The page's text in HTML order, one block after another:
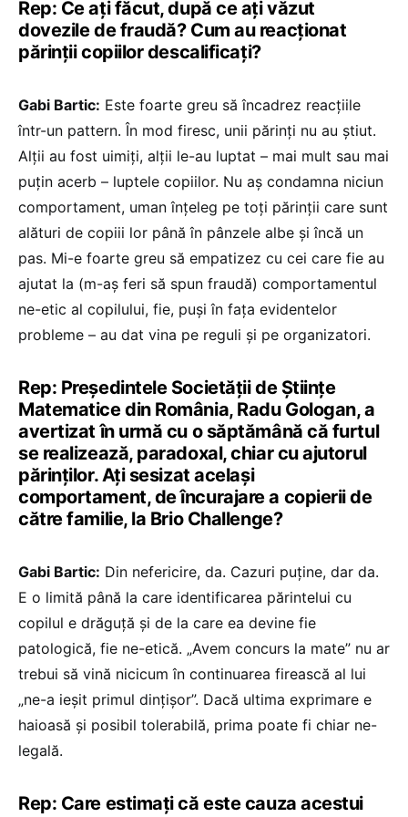
Rep: Ce ați făcut, după ce ați văzut
dovezile de fraudă? Cum au reacționat
părinții copiilor descalificați?
Gabi Bartic: Este foarte greu să încadrez reacțiile
într-un pattern. În mod firesc, unii părinți nu au știut.
Alții au fost uimiți, alții le-au luptat – mai mult sau mai
puțin acerb – luptele copiilor. Nu aș condamna niciun
comportament, uman înțeleg pe toți părinții care sunt
alături de copiii lor până în pânzele albe și încă un
pas. Mi-e foarte greu să empatizez cu cei care fie au
ajutat la (m-aș feri să spun fraudă) comportamentul
ne-etic al copilului, fie, puși în fața evidentelor
probleme – au dat vina pe reguli și pe organizatori.
Rep: Președintele Societății de Științe
Matematice din România, Radu Gologan, a
avertizat în urmă cu o săptămână că furtul
se realizează, paradoxal, chiar cu ajutorul
părinților. Ați sesizat același
comportament, de încurajare a copierii de
către familie, la Brio Challenge?
Gabi Bartic: Din nefericire, da. Cazuri puține, dar da.
E o limită până la care identificarea părintelui cu
copilul e drăguță și de la care ea devine fie
patologică, fie ne-etică. „Avem concurs la mate” nu ar
trebui să vină nicicum în continuarea firească al lui
„ne-a ieșit primul dințișor”. Dacă ultima exprimare e
haioasă și posibil tolerabilă, prima poate fi chiar ne-
legală.
Rep: Care estimați că este cauza acestui